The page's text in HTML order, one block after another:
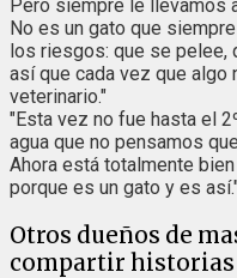
Pero siempre le llevamos
No es un gato que
los riesgos: que se pelee,
así que cada vez que algo
veterinario."
"Esta vez no fue hasta el
agua que no pensamos
Ahora está totalmente
porque es un gato y es
Otros dueños de
compartir